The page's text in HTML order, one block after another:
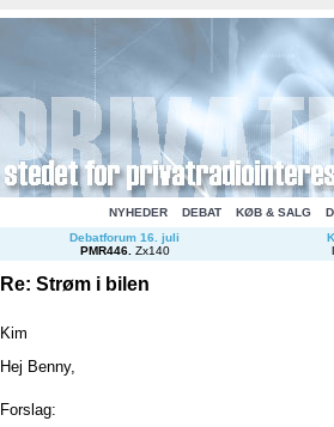
NYHEDER DEBAT KØB & SALG
Debatforum 16. juli
PMR446. Zx140
Re: Strøm i bilen
Kim
Hej Benny,
Forslag: